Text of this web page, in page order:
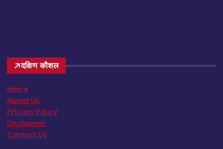
दक्षिण कौशल
Home
About Us
Privacy Policy
Disclaimer
Contact Us